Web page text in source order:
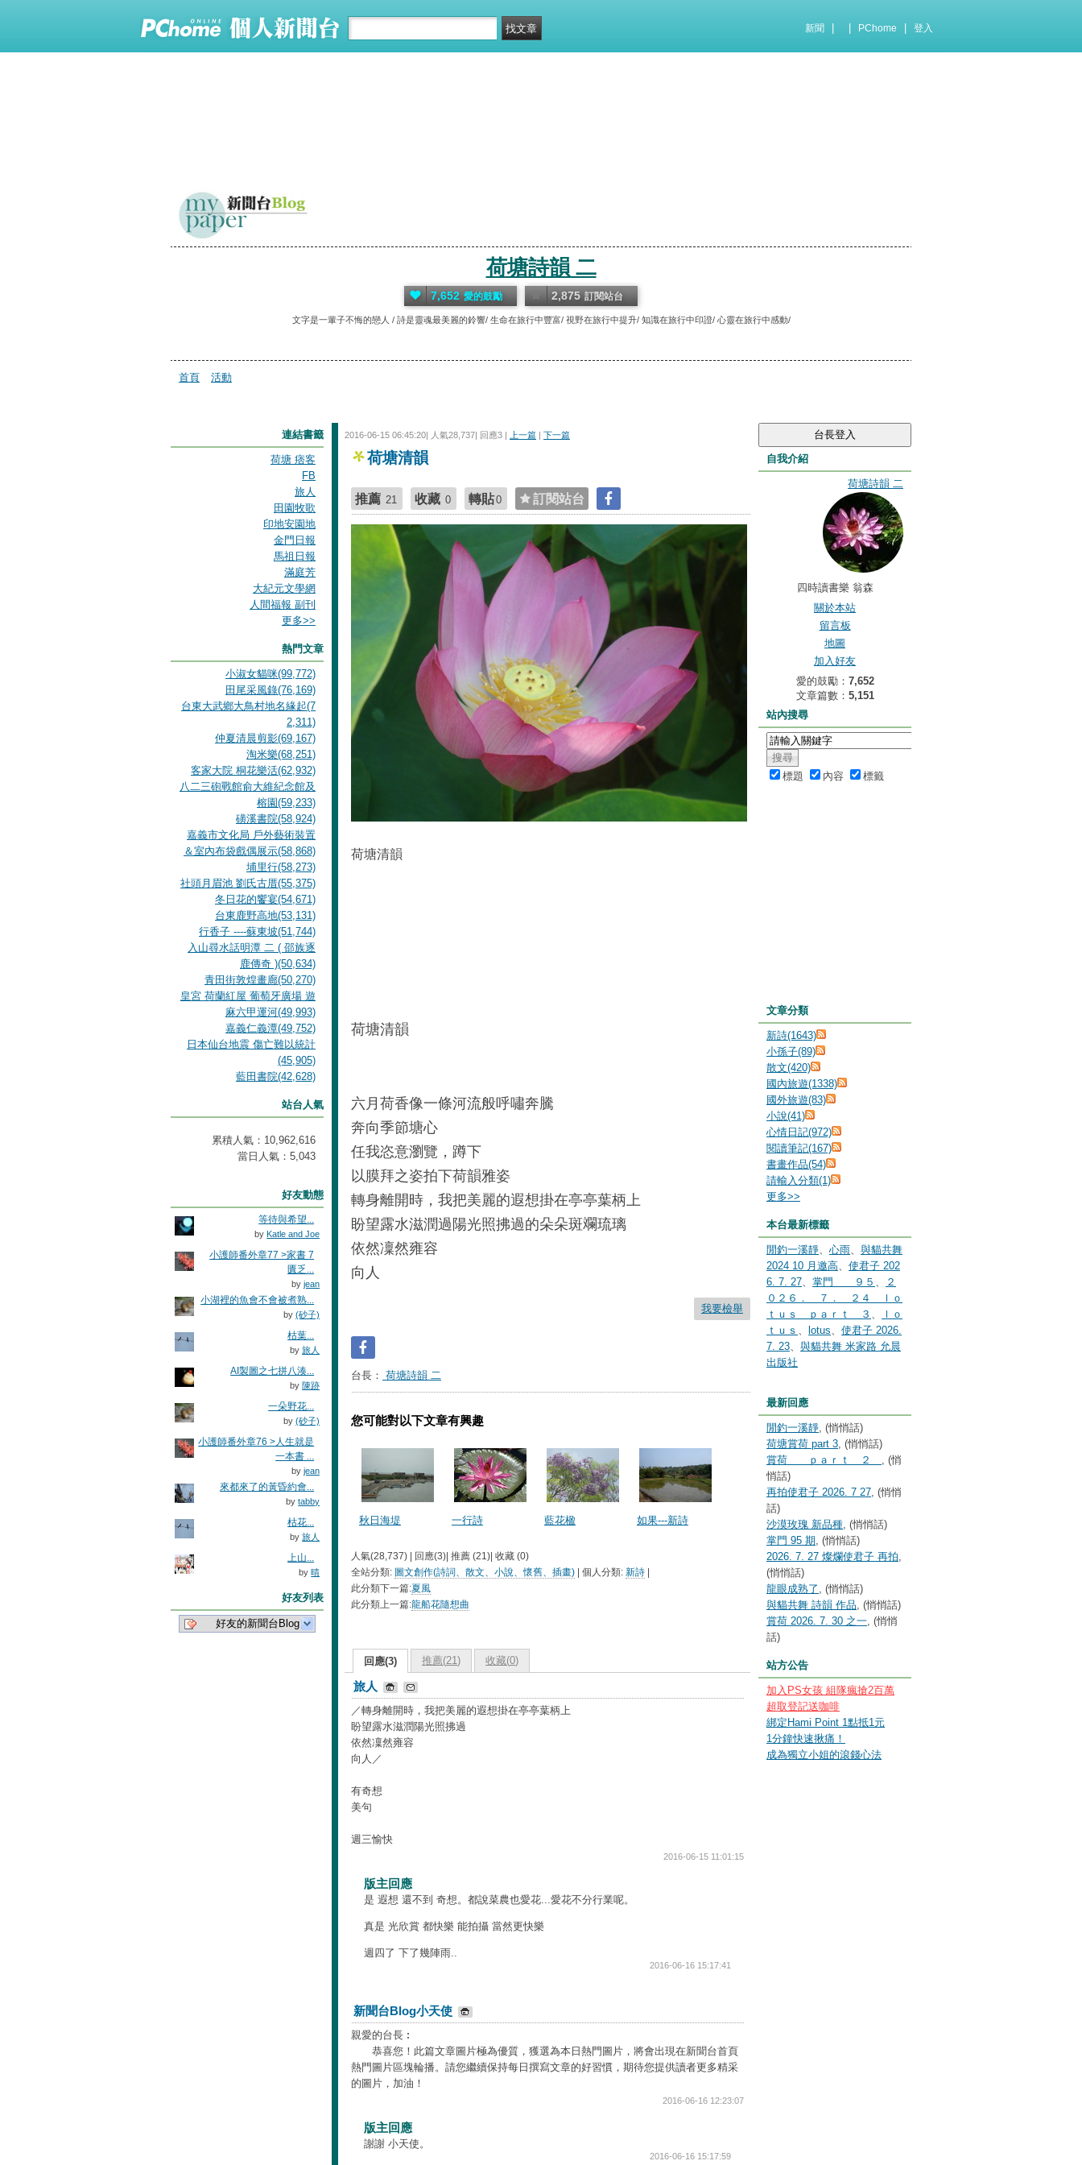
新聞 PChome 登入
荷塘詩韻 二
文字是一輩子不悔的戀人 / 詩是靈魂最美麗的鈴響/ 生命在旅行中豐富/ 視野在旅行中提升/ 知識在旅行中印證/ 心靈在旅行中感動/
7,652 愛的鼓勵 2,875 訂閱站台
首頁 活動
2016-06-15 06:45:20| 人氣28,737| 回應3 | 上一篇 | 下一篇
荷塘清韻
推薦 21 收藏 0 轉貼0 訂閱站台
荷塘清韻
荷塘清韻
六月荷香像一條河流般呼嘯奔騰
奔向季節塘心
任我恣意瀏覽，蹲下
以膜拜之姿拍下荷韻雅姿
轉身離開時，我把美麗的遐想掛在亭亭葉柄上
盼望露水滋潤過陽光照拂過的朵朵斑斕琉璃
依然凜然雍容
向人
我要檢舉
台長： 荷塘詩韻 二
您可能對以下文章有興趣
秋日海堤 一行詩 藍花楹 如果---新詩
人氣(28,737) | 回應(3)| 推薦 (21)| 收藏 (0)
全站分類: 圖文創作(詩詞、散文、小說、懷舊、插畫) | 個人分類: 新詩
此分類下一篇:夏風
此分類上一篇:龍船花隨想曲
回應(3) 推薦(21) 收藏(0)
旅人
／轉身離開時，我把美麗的遐想掛在亭亭葉柄上
盼望露水滋潤陽光照拂過
依然凜然雍容
向人／
有奇想
美句
週三愉快
2016-06-15 11:01:15
版主回應
是 遐想 還不到 奇想。都說菜農也愛花...愛花不分行業呢。
真是 光欣賞 都快樂 能拍攝 當然更快樂
週四了 下了幾陣雨..
2016-06-16 15:17:41
新聞台Blog小天使
親愛的台長︰
恭喜您！此篇文章圖片極為優質，獲選為本日熱門圖片，將會出現在新聞台首頁
熱門圖片區塊輪播。請您繼續保持每日撰寫文章的好習慣，期待您提供讀者更多精采
的圖片，加油！
2016-06-16 12:23:07
版主回應
謝謝 小天使。
2016-06-16 15:17:59
自我介紹
荷塘詩韻 二
四時讀書樂 翁森
關於本站
留言板
地圖
加入好友
愛的鼓勵： 7,652
文章篇數： 5,151
站內搜尋
標題 內容 標籤
文章分類
新詩(1643)
小孫子(89)
散文(420)
國內旅遊(1338)
國外旅遊(83)
小說(41)
心情日記(972)
閱讀筆記(167)
書畫作品(54)
請輸入分類(1)
更多>>
本台最新標籤
閒釣一溪靜、 心雨、 與貓共舞
2024 10 月邀高、 使君子 202
6. 7. 27、 掌門 ９５ 、
２
０２６． ７． ２４ ｌｏ
ｔｕｓ ｐａｒｔ ３ 、
ｌｏ
ｔｕｓ 、 lotus、 使君子 2026.
7. 23、 與貓共舞 米家路 允晨
出版社
最新回應
閒釣一溪靜, (悄悄話)
荷塘賞荷 part 3, (悄悄話)
賞荷 ｐａｒｔ ２ , (悄
悄話)
再拍使君子 2026. 7 27, (悄悄
話)
沙漠玫瑰 新品種, (悄悄話)
掌門 95 期, (悄悄話)
2026. 7. 27 燦爛使君子 再拍,
(悄悄話)
龍眼成熟了 , (悄悄話)
與貓共舞 詩韻 作品, (悄悄話)
賞荷 2026. 7. 30 之一, (悄悄
話)
站方公告
加入PS女孩 組隊瘋搶2百萬
超取登記送咖啡
綁定Hami Point 1點抵1元
1分鐘快速揪痛！
成為獨立小姐的滾錢心法
連結書籤
荷塘 痞客
FB
旅人
田園牧歌
印地安園地
金門日報
馬祖日報
滿庭芳
大紀元文學網
人間福報 副刊
更多>>
熱門文章
小淑女貓咪(99,772)
田尾采風錄(76,169)
台東大武鄉大鳥村地名緣起(7
2,311)
仲夏清晨剪影(69,167)
淘米樂(68,251)
客家大院 桐花樂活(62,932)
八二三砲戰館俞大維紀念館及
榕園(59,233)
磺溪書院(58,924)
嘉義市文化局 戶外藝術裝置
＆室內布袋戲偶展示(58,868)
埔里行(58,273)
社頭月眉池 劉氏古厝(55,375)
冬日花的饗宴(54,671)
台東鹿野高地(53,131)
行香子 ----蘇東坡(51,744)
入山尋水話明潭 二 ( 邵族逐
鹿傳奇 )(50,634)
青田街敦煌畫廊(50,270)
皇宮 荷蘭紅屋 葡萄牙廣場 遊
麻六甲運河(49,993)
嘉義仁義潭(49,752)
日本仙台地震 傷亡難以統計
(45,905)
藍田書院(42,628)
站台人氣
累積人氣： 10,962,616
當日人氣： 5,043
好友動態
等待與希望...
byKatle and Joe
小護師番外章77 >家書 7
匱乏...
byjean
小湖裡的魚會不會被煮熟...
by(砂子)
枯葉...
by旅人
AI製圖之七拼八湊...
by陳跡
一朵野花...
by(砂子)
小護師番外章76 >人生就是
一本書 ...
byjean
來都來了的黃昏約會...
bytabby
枯花...
by旅人
上山...
by晴
好友列表
好友的新聞台Blog